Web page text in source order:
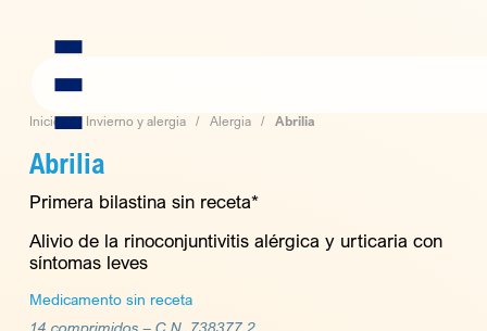
content
Inicio Invierno y alergia Alergia Abrilia
Abrilia
Primera bilastina sin receta*
Alivio de la rinoconjuntivitis alérgica y urticaria con
síntomas leves
Medicamento sin receta
14 comprimidos –C.N. 738377.2